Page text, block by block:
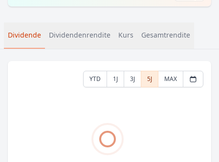
Dividende Dividendenrendite Kurs Gesamtrendite
YTD 1J 3J 5J MAX